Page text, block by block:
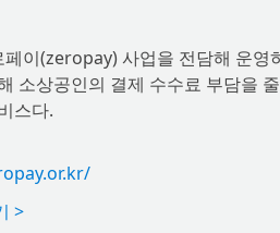
이(zeropay) 사업을 전담해 운
소상공인의 결제 수수료 부담을
스다.
>